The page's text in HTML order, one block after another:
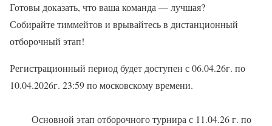
Готовы доказать, что ваша команда — лучшая?
Собирайте тиммейтов и врывайтесь в дистанционный
отборочный этап!
Регистрационный период будет доступен с 06.04.26г. по
10.04.2026г. 23:59 по московскому времени.
Основной этап отборочного турнира с 11.04.26 г. по